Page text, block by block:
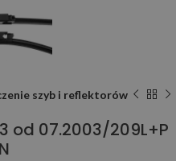
szyb i reflektorów
od 07.2003/209L+P